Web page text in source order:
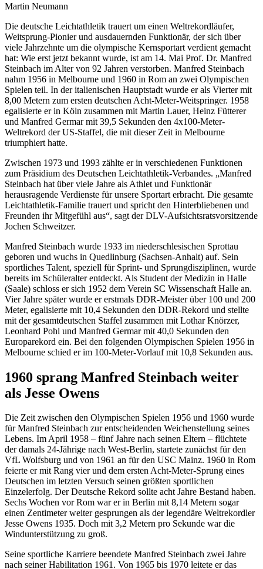
Martin Neumann
Die deutsche Leichtathletik trauert um einen Weltrekordläufer,
Weitsprung-Pionier und ausdauernden Funktionär, der sich über
viele Jahrzehnte um die olympische Kernsportart verdient gemacht
hat: Wie erst jetzt bekannt wurde, ist am 14. Mai Prof. Dr. Manfred
Steinbach im Alter von 92 Jahren verstorben. Manfred Steinbach
nahm 1956 in Melbourne und 1960 in Rom an zwei Olympischen
Spielen teil. In der italienischen Hauptstadt wurde er als Vierter mit
8,00 Metern zum ersten deutschen Acht-Meter-Weitspringer. 1958
egalisierte er in Köln zusammen mit Martin Lauer, Heinz Fütterer
und Manfred Germar mit 39,5 Sekunden den 4x100-Meter-
Weltrekord der US-Staffel, die mit dieser Zeit in Melbourne
triumphiert hatte.
Zwischen 1973 und 1993 zählte er in verschiedenen Funktionen
zum Präsidium des Deutschen Leichtathletik-Verbandes. „Manfred
Steinbach hat über viele Jahre als Athlet und Funktionär
herausragende Verdienste für unsere Sportart erbracht. Die gesamte
Leichtathletik-Familie trauert und spricht den Hinterbliebenen und
Freunden ihr Mitgefühl aus“, sagt der DLV-Aufsichtsratsvorsitzende
Jochen Schweitzer.
Manfred Steinbach wurde 1933 im niederschlesischen Sprottau
geboren und wuchs in Quedlinburg (Sachsen-Anhalt) auf. Sein
sportliches Talent, speziell für Sprint- und Sprungdisziplinen, wurde
bereits im Schüleralter entdeckt. Als Student der Medizin in Halle
(Saale) schloss er sich 1952 dem Verein SC Wissenschaft Halle an.
Vier Jahre später wurde er erstmals DDR-Meister über 100 und 200
Meter, egalisierte mit 10,4 Sekunden den DDR-Rekord und stellte
mit der gesamtdeutschen Staffel zusammen mit Lothar Knörzer,
Leonhard Pohl und Manfred Germar mit 40,0 Sekunden den
Europarekord ein. Bei den folgenden Olympischen Spielen 1956 in
Melbourne schied er im 100-Meter-Vorlauf mit 10,8 Sekunden aus.
1960 sprang Manfred Steinbach weiter
als Jesse Owens
Die Zeit zwischen den Olympischen Spielen 1956 und 1960 wurde
für Manfred Steinbach zur entscheidenden Weichenstellung seines
Lebens. Im April 1958 – fünf Jahre nach seinen Eltern – flüchtete
der damals 24-Jährige nach West-Berlin, startete zunächst für den
VfL Wolfsburg und von 1961 an für den USC Mainz. 1960 in Rom
feierte er mit Rang vier und dem ersten Acht-Meter-Sprung eines
Deutschen im letzten Versuch seinen größten sportlichen
Einzelerfolg. Der Deutsche Rekord sollte acht Jahre Bestand haben.
Sechs Wochen vor Rom war er in Berlin mit 8,14 Metern sogar
einen Zentimeter weiter gesprungen als der legendäre Weltrekordler
Jesse Owens 1935. Doch mit 3,2 Metern pro Sekunde war die
Windunterstützung zu groß.
Seine sportliche Karriere beendete Manfred Steinbach zwei Jahre
nach seiner Habilitation 1961. Von 1965 bis 1970 leitete er das